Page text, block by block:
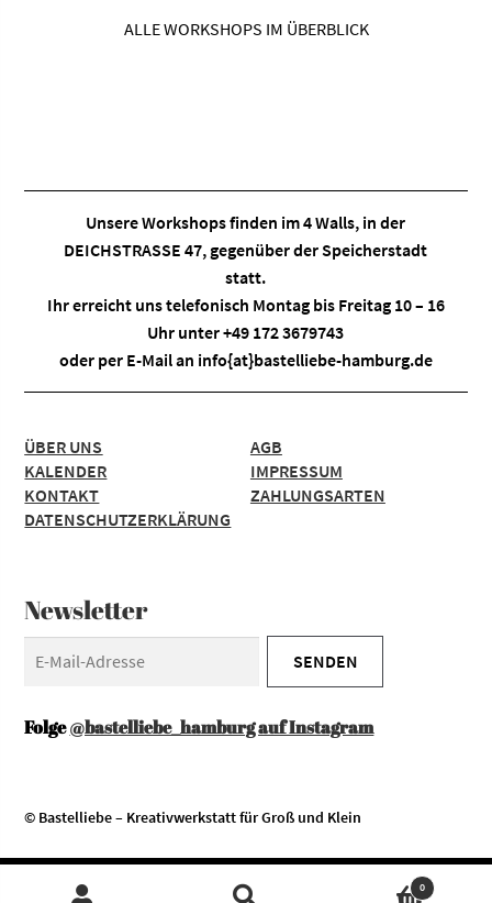
Zustimmen
Services erklären Sie sich damit einverstanden, dass wir Cookies
ALLE WORKSHOPS IM ÜBERBLICK
Unsere Workshops finden im4 Walls, in der
DEICHSTRASSE 47, gegenüber der Speicherstadt
statt.
Ihr erreicht uns telefonisch Montag bis Freitag 10 – 16
Uhr unter +49 172 3679743
oder per E-Mail an info{at}bastelliebe-hamburg.de
ÜBER UNS
KALENDER
KONTAKT
DATENSCHUTZERKLÄRUNG
AGB
IMPRESSUM
ZAHLUNGSARTEN
Newsletter
Folge@bastelliebe_hamburg auf Instagram
© Bastelliebe – Kreativwerkstatt für Groß und Klein
0